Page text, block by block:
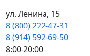
ул. Ленина, 15
8 (800) 222-47-31
8 (914) 592-69-50
8:00-20:00